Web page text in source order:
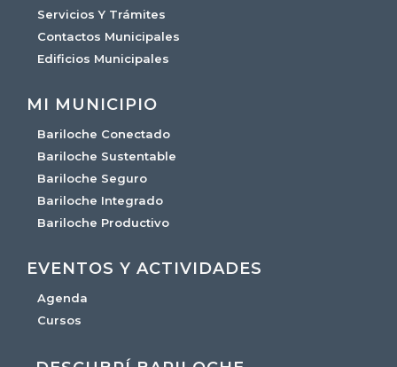
Servicios Y Trámites
Contactos Municipales
Edificios Municipales
MI MUNICIPIO
Bariloche Conectado
Bariloche Sustentable
Bariloche Seguro
Bariloche Integrado
Bariloche Productivo
EVENTOS Y ACTIVIDADES
Agenda
Cursos